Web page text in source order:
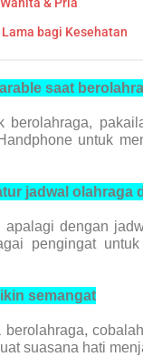
bagi Kesehatan
saat
untuk
jadwal olahraga
dengan
pengingat
semangat
suasana hati